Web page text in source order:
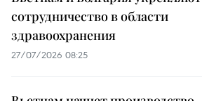
сотрудничество в области
здравоохранения
27/07/2026 08:25